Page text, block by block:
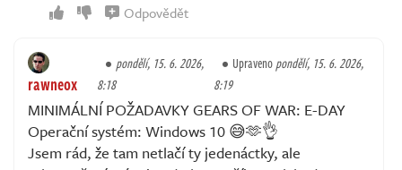
Odpovědět
rawneox
pondělí, 15. 6. 2026,
8:18
Upravenopondělí, 15. 6. 2026,
8:19
MINIMÁLNÍ POŽADAVKY GEARS OF WAR: E-DAY
Operační systém: Windows 10 😅🫶👌
Jsem rád, že tam netlačí ty jedenáctky, ale